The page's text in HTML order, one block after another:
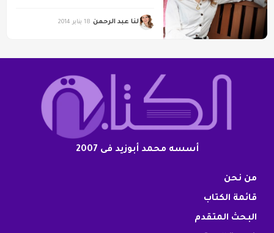
لنا عبد الرحمن 18 يناير 2014
أسسه محمد أبوزيد فى 2007
من نحن
قائمة الكتاب
البحث المتقدم